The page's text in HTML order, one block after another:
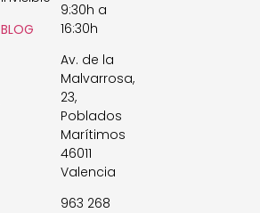
9:30h a
16:30h
Av. de la
Malvarrosa,
23,
Poblados
Marítimos
46011
Valencia
963 268
BLOG